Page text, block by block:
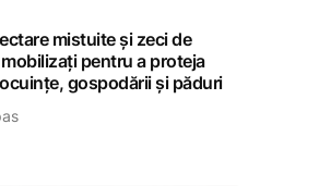
mistuite și zeci de
pentru a proteja
gospodării și păduri